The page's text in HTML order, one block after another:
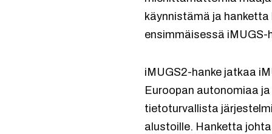
käynnistämä ja
ensimmäisessä iMUGS-
iMUGS2-hanke jatkaa
Euroopan autonomiaa
tietoturvallista
alustoille. Hanketta